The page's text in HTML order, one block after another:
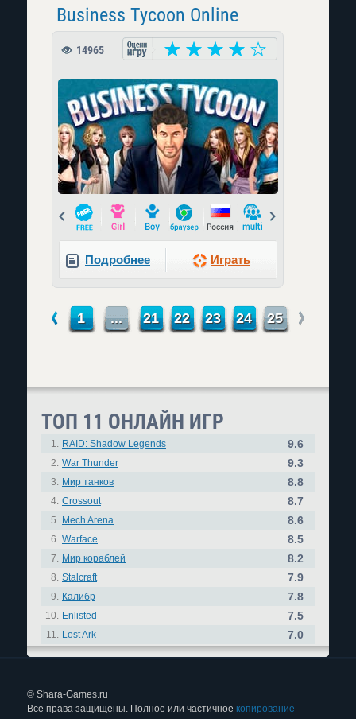
Business Tycoon Online
14965
Prev
Подробнее Играть
←1 ... 21 22 23 24 25
ТОП 11 ОНЛАЙН ИГР
1. RAID: Shadow Legends 9.6
2. War Thunder 9.3
3. Мир танков 8.8
4. Crossout 8.7
5. Mech Arena 8.6
6. Warface 8.5
7. Мир кораблей 8.2
8. Stalcraft 7.9
9. Калибр 7.8
10. Enlisted 7.5
11. Lost Ark 7.0
© Shara-Games.ru
Все права защищены. Полное или частичное копирование